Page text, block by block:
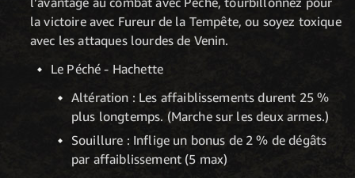
la victoire avec Fureur de la Tempête, ou soyez toxique
avec les attaques lourdes de Venin.
Le Péché - Hachette
Altération : Les affaiblissements durent 25 %
plus longtemps. (Marche sur les deux armes.)
Souillure : Inflige un bonus de 2 % de dégâts
par affaiblissement (5 max)